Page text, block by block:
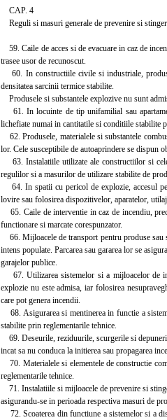
CAP. 4
Reguli si masuri generale de prevenire si
59. Caile de acces si de evacuare in caz de
trasee usor de recunoscut.
60. In constructiile civile si industriale,
densitatea sarcinii termice stabilite.
Produsele si substantele explozive nu sunt
61. In locuinte de tip unifamilial sau
lichefiate numai in cantitatile si conditiile stabilite
62. Produsele, materialele si substantele
lor. Cele susceptibile de autoaprindere se dispun
63. Instalatiile utilizate ale constructiilor si
regulilor si a masurilor de utilizare stabilite de
64. In spatii cu pericol de explozie, accesul
lovire sau folosirea dispozitivelor, aparatelor,
65. Caile de interventie in caz de incendiu,
functionare si marcate corespunzator.
66. Mijloacele de transport pentru produse sau
intens populate. Parcarea sau gararea lor se
garajelor publice.
67. Utilizarea sistemelor si a mijloacelor de
explozie nu este admisa, iar folosirea
care pot genera incendii.
68. Asigurarea si mentinerea in functie a
stabilite prin reglementarile tehnice.
69. Deseurile, reziduurile, scurgerile si
incat sa nu conduca la initierea sau propagarea
70. Materialele si elementele de constructie
reglementarile tehnice.
71. Instalatiile si mijloacele de prevenire si
asigurandu-se in perioada respectiva masuri de
72. Scoaterea din functiune a sistemelor si a